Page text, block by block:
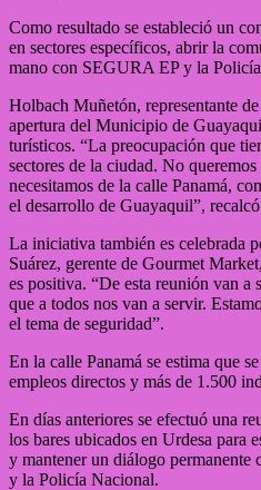
Como resultado se estableció un
en sectores específicos, abrir la
mano con SEGURA EP y la
Holbach Muñetón, representante
apertura del Municipio de
turísticos. “La preocupación que
sectores de la ciudad. No queremos
necesitamos de la calle Panamá,
el desarrollo de Guayaquil”,
La iniciativa también es celebrada
Suárez, gerente de Gourmet
es positiva. “De esta reunión van a
que a todos nos van a servir.
el tema de seguridad”.
En la calle Panamá se estima que
empleos directos y más de 1.500
En días anteriores se efectuó una
los bares ubicados en Urdesa para
y mantener un diálogo permanente
y la Policía Nacional.